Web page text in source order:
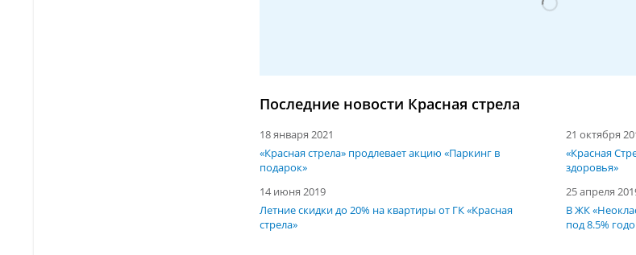
Последние новости Красная стрела
18 января 2021
«Красная стрела» продлевает акцию «Паркинг в
подарок»
21 октября
«Красная
здоровья»
14 июня 2019
Летние скидки до 20% на квартиры от ГК «Красная
стрела»
25 апреля
В ЖК
под 8.5%